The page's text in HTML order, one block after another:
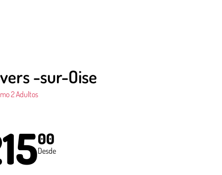
-sur-Oise
2 Adultos
00
Desde